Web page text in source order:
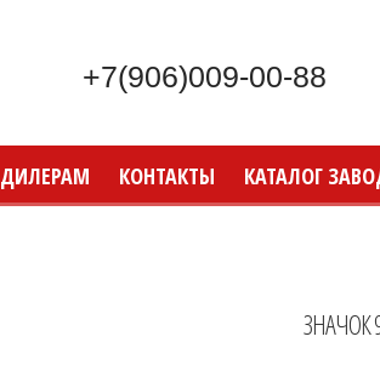
+7(906)009-00-88
ДИЛЕРАМ КОНТАКТЫ КАТАЛОГ
ЗНАЧОК